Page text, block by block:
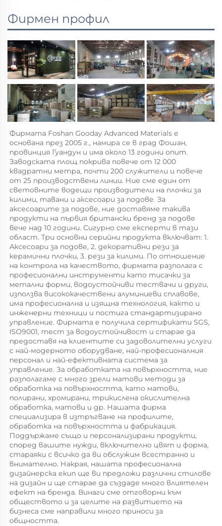
Фирмен профил
Фирмата Foshan Gooday Advanced Materials е
основана през 2005 г., намира се в град Фошан,
провинция Гуандун и има около 13 години опит.
Заводската площ покрива повече от 12 000
квадратни метра, почти 200 служители и повече
от 25 производствени линии. Ние сме един от
световните водещи производители на плочки за
килими, тавани и аксесоари за подове. За
аксесоарите за подове, ние доставяме такива
продукти на първия британски бренд за подове
вече над 10 години. Сигурно сме експерти в тази
област. Три основни серийни продукта включват: 1.
Аксесоари за подове, 2. декоративни рези за
керамични плочки, 3. рези за килими. По отношение
на контрола на качеството, фирмата разполага с
професионални инструменти като тисачки за
метални форми, водоустойчиви тествачи и други,
използва висококачествени алуминиеви сплавове,
има професионална и изящна технология, както и
инженерни техници и постига стандартизирано
управление. Фирмата е получила сертификати SGS,
ISO9001, тест за водоустойчивост и старае да
предоставя на клиентите си задоволителни услуги
с най-модерното оборудване, най-професионалния
персонал и най-ефективната система за
управление. За обработката на повърхността, ние
разполагаме с много зрели матови методи за
обработка на повърхността, като матови,
полирани, хромирани, трикислена окислителна
обработка, матови и др. Нашата фирма
специализира в изтръгване на профилите,
обработка на повърхността и фабрикация.
Поддържаме също и персонализирани продукти,
според вашите нужди, включително цвят и форма,
стараяки с всичко да ви обслужим всестранно и
внимателно. Накрая, нашата професионална
дизайнерска екип ще ви предложи различни стилове
на дизайн и ще старае да създаде много влиятелен
ефект на бренда. Винаги сме отговорни към
обществото и за целите на развитието на
бизнеса сме направили много приноси за
общността.